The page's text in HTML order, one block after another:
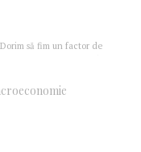
să fim un factor de